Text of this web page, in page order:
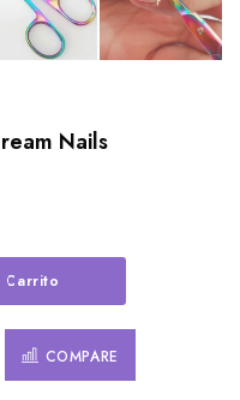
Nails
Carrito
COMPARE